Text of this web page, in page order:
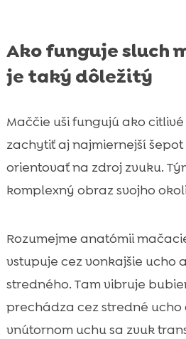
Ako funguje sluch
je taký dôležitý
Maččie uši fungujú ako
zachytiť aj najmiernejší šepot
orientovať na zdroj zvuku.
komplexný obraz svojho
Rozumejme anatómii
vstupuje cez vonkajšie ucho
stredného. Tam vibruje
prechádza cez stredné ucho
vnútornom uchu sa zvuk